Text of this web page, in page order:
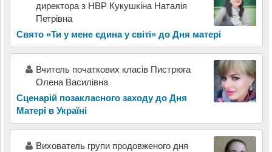
директора з НВР Кукушкіна Наталія
Петрівна
Свято «Ти у мене єдина у світі» до Дня матері
Вчитель початкових класів Пистрюга
Олена Василівна
Сценарій позакласного заходу до Дня
Матері в Україні
Вихователь групи продовженого дня